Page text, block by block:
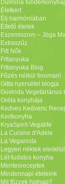
Dulmina
Életkert
Élj harmóniában
Éltető ételek
Eszemiszom – Jóga
Extraszűz
Fitt Nők
Fittanyuka
Fittanyuka Blog
Főzés nélkül finoman!
Gitta nyersétel blogja
Govinda Vegetáriánus
Gréta konyhája
Kedves Kedvenc
Kertkonyha
KryaSpirit-Vegalife
La Cuisine d'Adéle
La Veganista
Legyen néktek
Lét-tudatos konyha
Mentesreceptek
Mindennapi ételeink
Mit főzzek holnap?